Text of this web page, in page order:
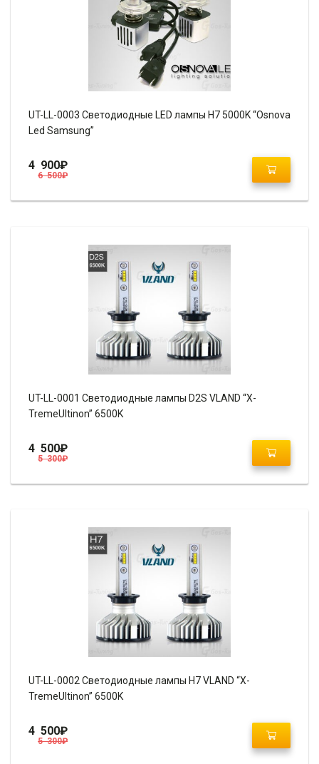
UT-LL-0003 Светодиодные LED лампы H7 5000K “Osnova
Led Samsung”
6 500₽
4 900₽
UT-LL-0001 Светодиодные лампы D2S VLAND “X-
TremeUltinon” 6500K
5 300₽
4 500₽
UT-LL-0002 Светодиодные лампы H7 VLAND “X-
TremeUltinon” 6500K
5 300₽
4 500₽